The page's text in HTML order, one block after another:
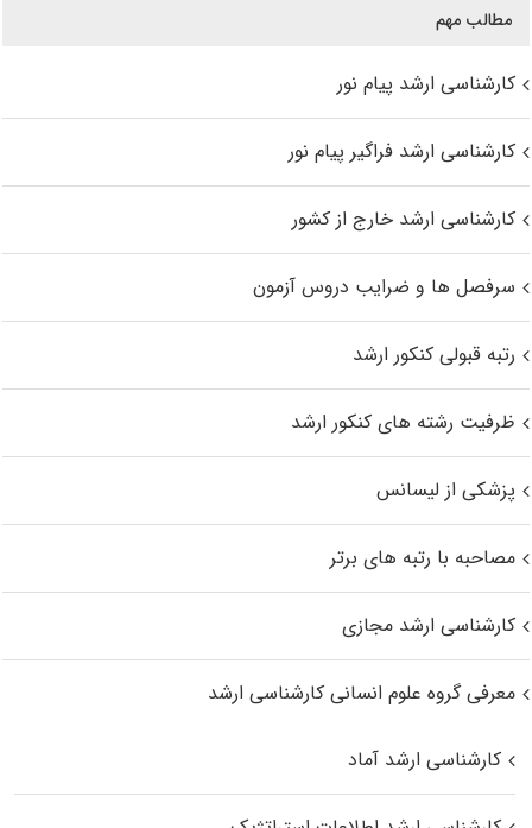
مطالب مهم
کارشناسی ارشد پیام نور
کارشناسی ارشد فراگیر پیام نور
کارشناسی ارشد خارج از کشور
سرفصل ها و ضرایب دروس آزمون
رتبه قبولی کنکور ارشد
ظرفیت رشته های کنکور ارشد
پزشکی از لیسانس
مصاحبه با رتبه های برتر
کارشناسی ارشد مجازی
معرفی گروه علوم انسانی کارشناسی ارشد
کارشناسی ارشد آماد